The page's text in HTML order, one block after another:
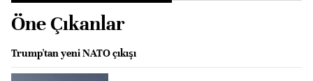
Öne Çıkanlar
Trump'tan yeni NATO çıkışı